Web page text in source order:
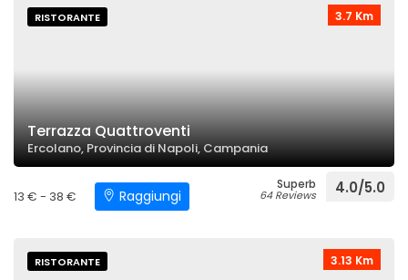
3.7 Km
RISTORANTE
Terrazza Quattroventi
Ercolano, Provincia di Napoli, Campania
13 € - 38 € Raggiungi
Superb
64 Reviews 4.0/5.0
3.13 Km
RISTORANTE